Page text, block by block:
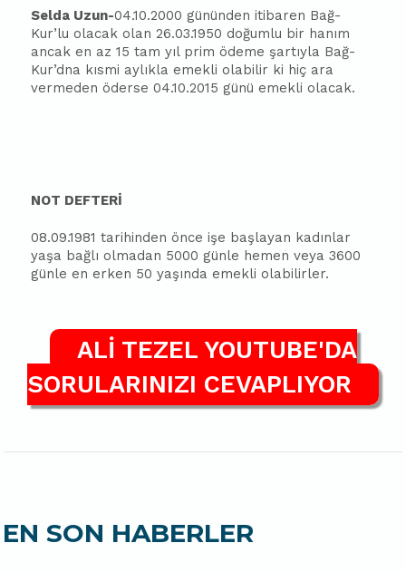
Selda Uzun-04.10.2000 gününden itibaren Bağ-
Kur’lu olacak olan 26.03.1950 doğumlu bir hanım
ancak en az 15 tam yıl prim ödeme şartıyla Bağ-
Kur’dna kısmi aylıkla emekli olabilir ki hiç ara
vermeden öderse 04.10.2015 günü emekli olacak.
NOT DEFTERİ
08.09.1981 tarihinden önce işe başlayan kadınlar
yaşa bağlı olmadan 5000 günle hemen veya 3600
günle en erken 50 yaşında emekli olabilirler.
ALİ TEZEL YOUTUBE'DA
SORULARINIZI CEVAPLIYOR
EN SON HABERLER